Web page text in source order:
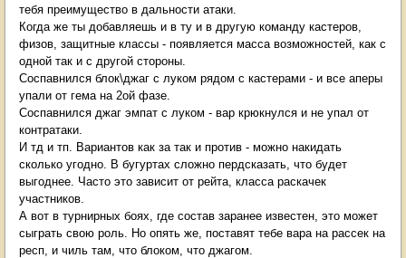
тебя преимущество в дальности атаки.
Когда же ты добавляешь и в ту и в другую команду кастеров,
физов, защитные классы - появляется масса возможностей, как с
одной так и с другой стороны.
Соспавнился блок\джаг с луком рядом с кастерами - и все аперы
упали от гема на 2ой фазе.
Соспавнился джаг эмпат с луком - вар крюкнулся и не упал от
контратаки.
И тд и тп. Вариантов как за так и против - можно накидать
сколько угодно. В бугуртах сложно пердсказать, что будет
выгоднее. Часто это зависит от рейта, класса раскачек
участников.
А вот в турнирных боях, где состав заранее известен, это может
сыграть свою роль. Но опять же, поставят тебе вара на рассек на
респ, и чиль там, что блоком, что джагом.